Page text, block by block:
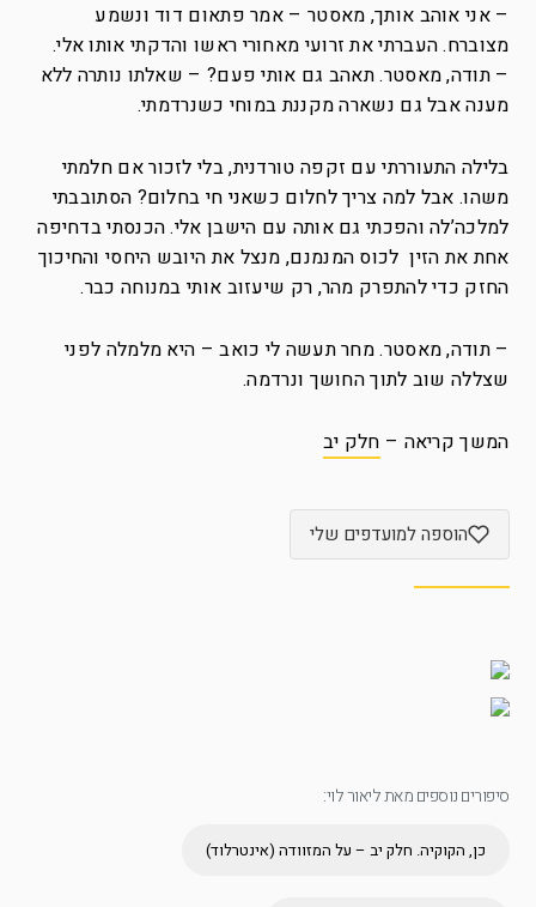
– אני אוהב אותך, מאסטר – אמר פתאום דוד ונשמע
מצוברח. העברתי את זרועי מאחורי ראשו והדקתי אותו אלי.
– תודה, מאסטר. תאהב גם אותי פעם? – שאלתו נותרה ללא
מענה אבל גם נשארה מקננת במוחי כשנרדמתי.
בלילה התעוררתי עם זקפה טורדנית, בלי לזכור אם חלמתי
משהו. אבל למה צריך לחלום כשאני חי בחלום? הסתובבתי
למלכה’לה והפכתי גם אותה עם הישבן אלי. הכנסתי בדחיפה
אחת את הזין לכוס המנמנם, מנצל את היובש היחסי והחיכוך
החזק כדי להתפרק מהר, רק שיעזוב אותי במנוחה כבר.
– תודה, מאסטר. מחר תעשה לי כואב – היא מלמלה לפני
שצללה שוב לתוך החושך ונרדמה.
המשך קריאה – חלק יב
הוספה למועדפים שלי
סיפורים נוספים מאת ליאור לוי:
כן, הקוקיה. חלק יב – על המזוודה (אינטרלוד)